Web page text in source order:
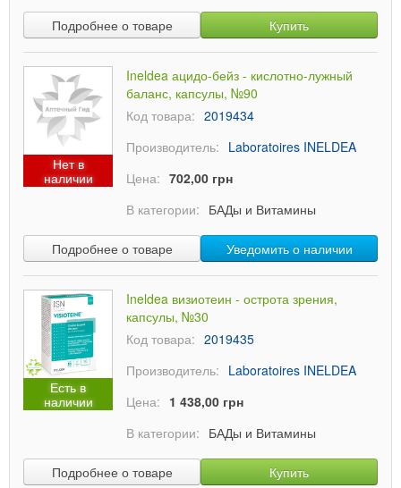
Подробнее о товаре Купить
Нет в
наличии
Ineldea ацидо-бейз - кислотно-лужный
баланс, капсулы, №90
Код товара: 2019434
Производитель: Laboratoires INELDEA
Цена: 702,00 грн
В категории: БАДы и Витамины
Подробнее о товаре Уведомить о наличии
Есть в
наличии
Ineldea визиотеин - острота зрения,
капсулы, №30
Код товара: 2019435
Производитель: Laboratoires INELDEA
Цена: 1 438,00 грн
В категории: БАДы и Витамины
Подробнее о товаре Купить